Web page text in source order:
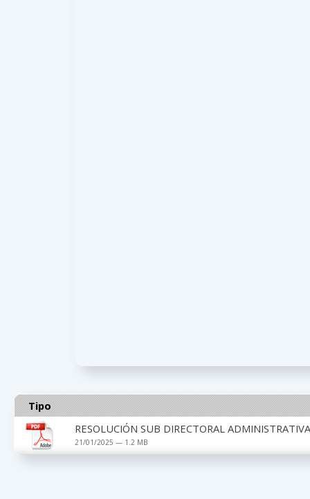
Tipo
RESOLUCIÓN SUB DIRECTORAL
21/01/2025 — 1.2 MB